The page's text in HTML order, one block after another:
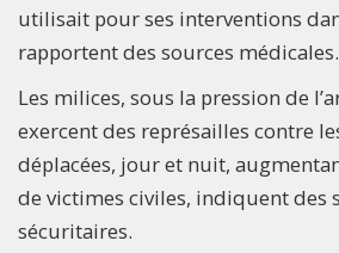
utilisait pour ses interventions
rapportent des sources médicales.
Les milices, sous la pression de
exercent des représailles contre
déplacées, jour et nuit,
de victimes civiles, indiquent des
sécuritaires.